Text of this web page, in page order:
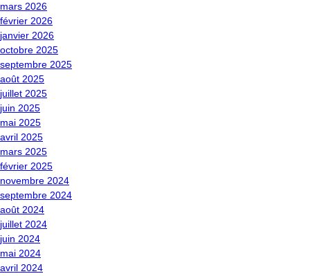
mars 2026
février 2026
janvier 2026
octobre 2025
septembre 2025
août 2025
juillet 2025
juin 2025
mai 2025
avril 2025
mars 2025
février 2025
novembre 2024
septembre 2024
août 2024
juillet 2024
juin 2024
mai 2024
avril 2024